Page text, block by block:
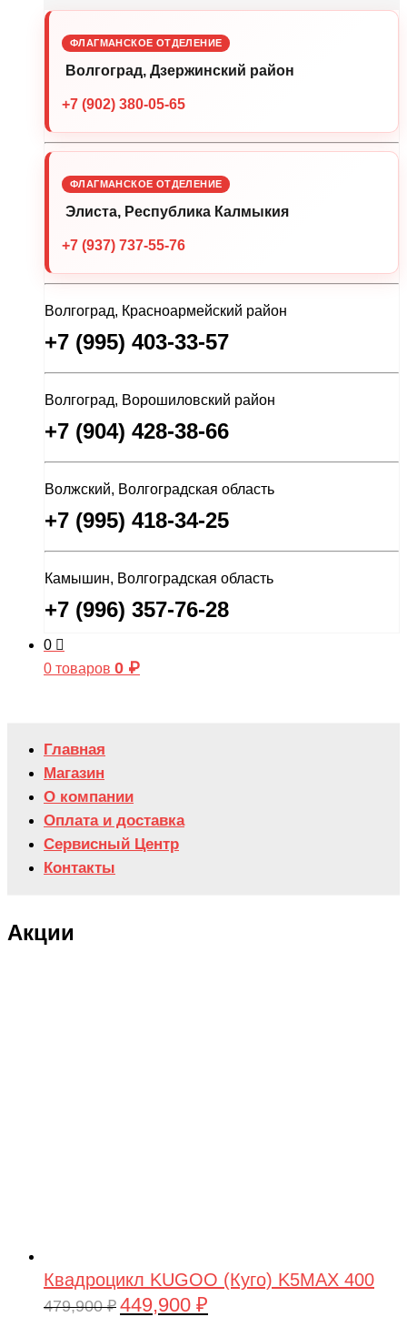
ФЛАГМАНСКОЕ ОТДЕЛЕНИЕ
Волгоград, Дзержинский район
+7 (902) 380-05-65
ФЛАГМАНСКОЕ ОТДЕЛЕНИЕ
Элиста, Республика Калмыкия
+7 (937) 737-55-76
Волгоград, Красноармейский район
+7 (995) 403-33-57
Волгоград, Ворошиловский район
+7 (904) 428-38-66
Волжский, Волгоградская область
+7 (995) 418-34-25
Камышин, Волгоградская область
+7 (996) 357-76-28
0
0 товаров 0 ₽
Главная
Магазин
О компании
Оплата и доставка
Сервисный Центр
Контакты
Акции
Квадроцикл KUGOO (Куго) K5MAX 400
479,900₽ Первоначальная
449,900 ₽